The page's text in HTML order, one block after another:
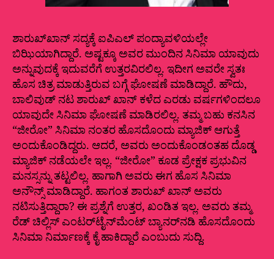
ಶಾರುಖ್‌ಖಾನ್‌ ಸದ್ಯಕ್ಕೆ ಐಪಿಎಲ್‌ ಪಂದ್ಯಾವಳಿಯಲ್ಲೇ
ಬಿಝಿಯಾಗಿದ್ದಾರೆ. ಅಷ್ಟಕ್ಕೂ ಅವರ ಮುಂದಿನ ಸಿನಿಮಾ ಯಾವುದು
ಅನ್ನುವುದಕ್ಕೆ ಇದುವರೆಗೆ ಉತ್ತರವಿರಲಿಲ್ಲ. ಇದೀಗ ಅವರೇ ಸ್ವತಃ
ಹೊಸ ಚಿತ್ರ ಮಾಡುತ್ತಿರುವ ಬಗ್ಗೆ ಘೋಷಣೆ ಮಾಡಿದ್ದಾರೆ. ಹೌದು,
ಬಾಲಿವುಡ್‌ ನಟ ಶಾರುಖ್‌ ಖಾನ್‌ ಕಳೆದ ಎರಡು ವರ್ಷಗಳಿಂದಲೂ
ಯಾವುದೇ ಸಿನಿಮಾ ಘೋಷಣೆ ಮಾಡಿರಲಿಲ್ಲ. ತಮ್ಮ ಬಹು ಕನಸಿನ
“ಜೀರೋ” ಸಿನಿಮಾ ನಂತರ ಹೊಸದೊಂದು ಮ್ಯಾಜಿಕ್‌ ಆಗುತ್ತೆ
ಅಂದುಕೊಂಡಿದ್ದರು. ಆದರೆ, ಅವರು ಅಂದುಕೊಂಡಂತಹ ದೊಡ್ಡ
ಮ್ಯಾಜಿಕ್‌ ನಡೆಯಲೇ ಇಲ್ಲ. “ಜೀರೋ” ಕೂಡ ಪ್ರೇಕ್ಷಕ ಪ್ರಭುವಿನ
ಮನಸ್ಸನ್ನು ತಟ್ಟಲಿಲ್ಲ. ಹಾಗಾಗಿ ಅವರು ಈಗ ಹೊಸ ಸಿನಿಮಾ
ಅನೌನ್ಸ್‌ ಮಾಡಿದ್ದಾರೆ. ಹಾಗಂತ ಶಾರುಖ್‌ ಖಾನ್‌ ಅವರು
ನಟಿಸುತ್ತಿದ್ದಾರಾ? ಈ ಪ್ರಶ್ನೆಗೆ ಉತ್ತರ, ಖಂಡಿತ ಇಲ್ಲ. ಅವರು ತಮ್ಮ
ರೆಡ್‌ ಚಿಲ್ಲಿಸ್‌ ಎಂಟರ್‌ಟೈನ್‌ಮೆಂಟ್‌ ಬ್ಯಾನರ್‌ನಡಿ ಹೊಸದೊಂದು
ಸಿನಿಮಾ ನಿರ್ಮಾಣಕ್ಕೆ ಕೈ ಹಾಕಿದ್ದಾರೆ ಎಂಬುದು ಸುದ್ದಿ.